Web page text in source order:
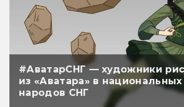
#АватарСНГ — художники
из «Аватара» в
народов СНГ